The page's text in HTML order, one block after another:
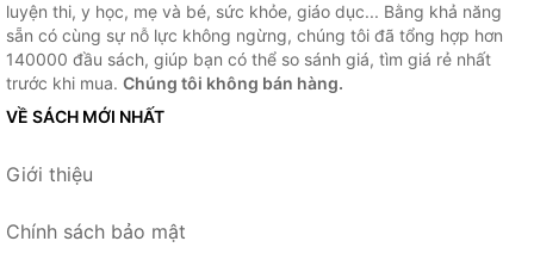
luyện thi, y học, mẹ và bé, sức khỏe, giáo dục... Bằng khả năng
sẵn có cùng sự nỗ lực không ngừng, chúng tôi đã tổng hợp hơn
140000 đầu sách, giúp bạn có thể so sánh giá, tìm giá rẻ nhất
trước khi mua. Chúng tôi không bán hàng.
VỀ SÁCH MỚI NHẤT
Giới thiệu
Chính sách bảo mật